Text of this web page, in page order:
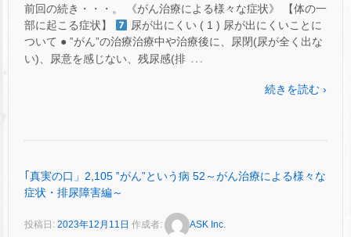
前回の続き・・・。 《がん治療による様々な症状》 【体の一
部に起こる症状】
尿が出にくい ( 1 ) 尿が出にくいことに
ついて ● ‟がん”の治療治療中や治療後に、尿閉(尿が全く出な
い)、尿意を感じない、残尿感(排 …
続きを読む ›
｢真実の口」2,105 ‟がん”という病 52～がん治療による様々な
症状・排尿障害編～
投稿日: 2023年12月11日 作成者: ASK Inc.